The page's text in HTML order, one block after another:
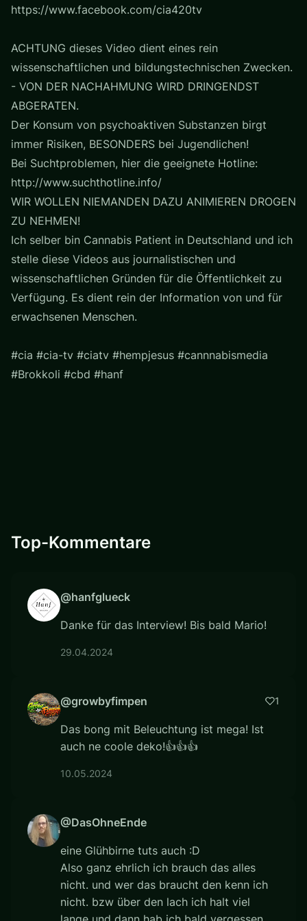
https://www.facebook.com/cia420tv
ACHTUNG dieses Video dient eines rein
wissenschaftlichen und bildungstechnischen Zwecken.
- VON DER NACHAHMUNG WIRD DRINGENDST
ABGERATEN.
Der Konsum von psychoaktiven Substanzen birgt
immer Risiken, BESONDERS bei Jugendlichen!
Bei Suchtproblemen, hier die geeignete Hotline:
http://www.suchthotline.info/
WIR WOLLEN NIEMANDEN DAZU ANIMIEREN DROGEN
ZU NEHMEN!
Ich selber bin Cannabis Patient in Deutschland und ich
stelle diese Videos aus journalistischen und
wissenschaftlichen Gründen für die Öffentlichkeit zu
Verfügung. Es dient rein der Information von und für
erwachsenen Menschen.
#cia #cia-tv #ciatv #hempjesus #cannnabismedia
#Brokkoli #cbd #hanf
Top-Kommentare
@hanfglueck
Danke für das Interview! Bis bald Mario!
29.04.2024
@growbyfimpen 1
Das bong mit Beleuchtung ist mega! Ist
auch ne coole deko!👍👍👍
10.05.2024
@DasOhneEnde
eine Glühbirne tuts auch :D
Also ganz ehrlich ich brauch das alles
nicht. und wer das braucht den kenn ich
nicht. bzw über den lach ich halt viel